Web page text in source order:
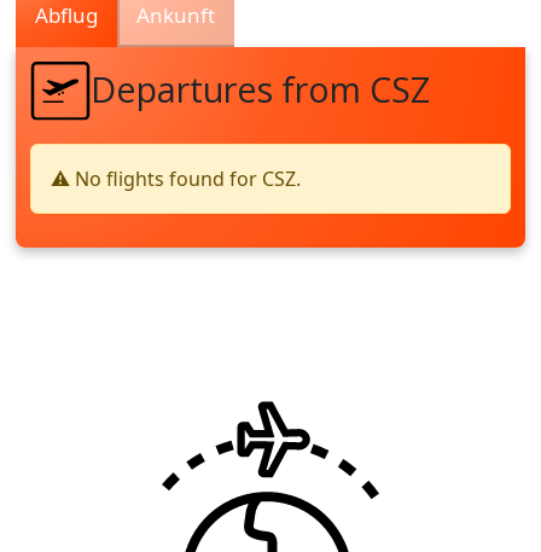
Abflug Ankunft
Departures from CSZ
⚠️ No flights found for CSZ.